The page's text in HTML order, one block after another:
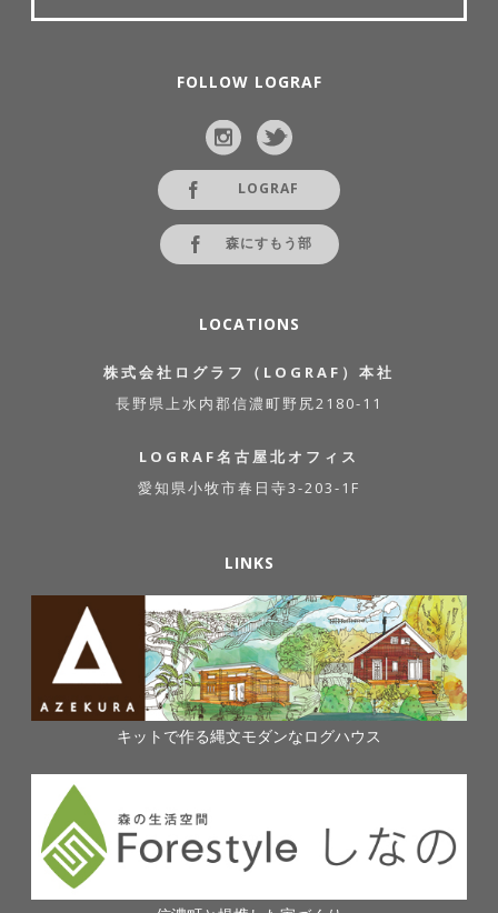
FOLLOW LOGRAF
LOGRAF
森にすもう部
LOCATIONS
株式会社ログラフ（LOGRAF）本社
長野県上水内郡信濃町野尻2180-11
LOGRAF名古屋北オフィス
愛知県小牧市春日寺3-203-1F
LINKS
キットで作る縄文モダンなログハウス